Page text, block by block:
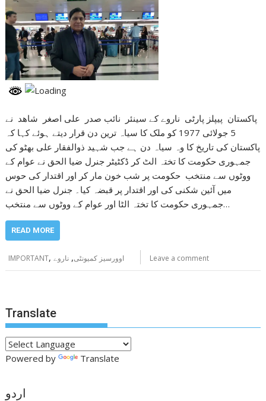
پاکستان پیپلز پارٹی ناروے کے سینئر نائب صدر علی اصغر شاھد نے
5 جولائی 1977 کو ملک کا سیاہ ترین دن قرار دیتے ہوئے کہا کہ
پاکستان کی تاریخ کا وہ سیاہ دن ہے جب شہید ذوالفقار علی بھٹو کی
جمہوری حکومت کا تختہ الٹ کر ڈکٹیٹر جنرل ضیا الحق نے عوام کے
ووٹوں سے منتخب حکومت پر شب خون مار کر اور اقتدار کی حوس
میں آئین شکنی کی اور اقتدار پر قبضہ کیا۔ جنرل ضیا الحق نے
جمہوری حکومت کا تختہ الٹا اور عوام کے ووٹوں سے منتخب…
READ MORE
IMPORTANT, اوورسیز کمیونٹی, ناروے Leave a comment
Translate
Powered by Translate
اردو